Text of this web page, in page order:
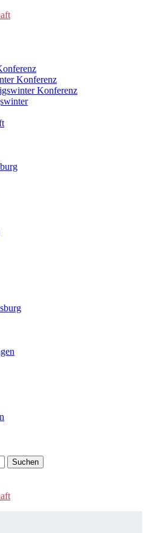
Konferenz
Konferenz